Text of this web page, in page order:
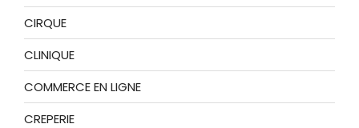
CIRQUE
CLINIQUE
COMMERCE EN LIGNE
CREPERIE